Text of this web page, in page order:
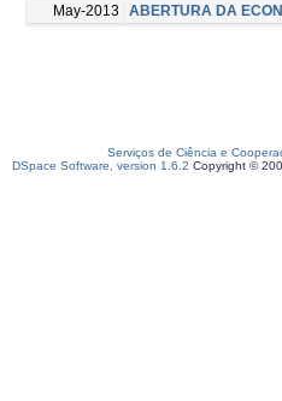
May-2013
ABERTURA DA
Serviços de Ciência e
DSpace Software, version 1.6.2 Copyright ©